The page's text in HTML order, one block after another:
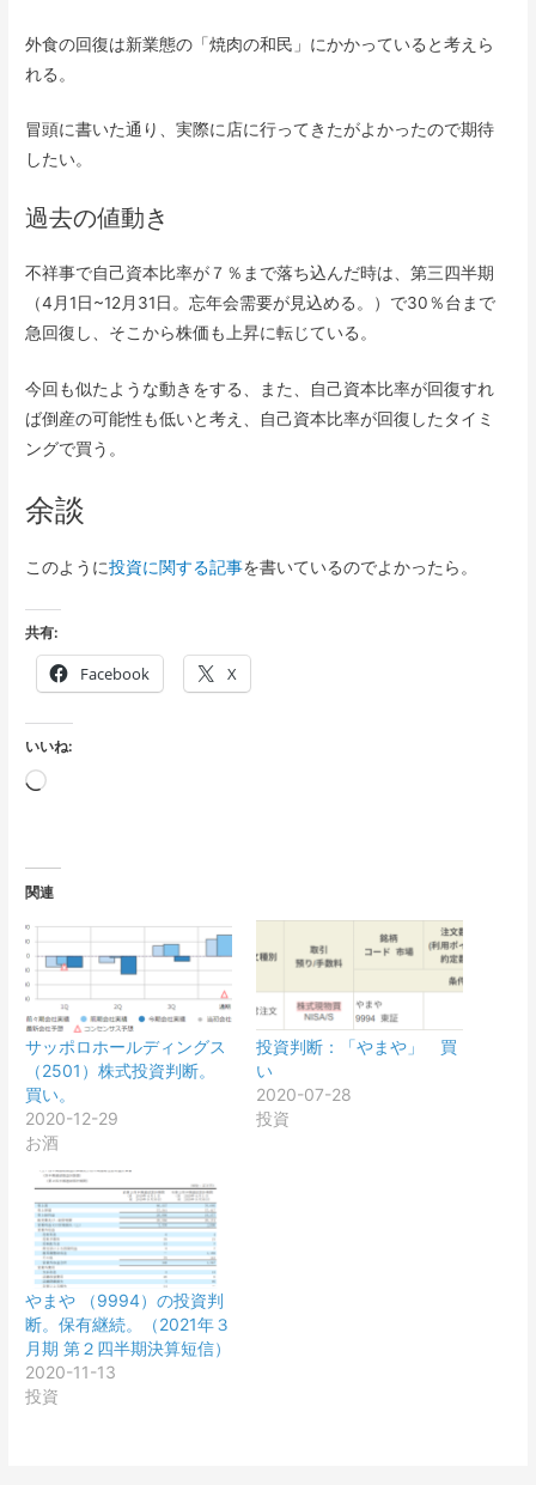
外食の回復は新業態の「焼肉の和民」にかかっていると考えら
れる。
冒頭に書いた通り、実際に店に行ってきたがよかったので期待
したい。
過去の値動き
不祥事で自己資本比率が７％まで落ち込んだ時は、第三四半期
（4月1日~12月31日。忘年会需要が見込める。）で30％台まで
急回復し、そこから株価も上昇に転じている。
今回も似たような動きをする、また、自己資本比率が回復すれ
ば倒産の可能性も低いと考え、自己資本比率が回復したタイミ
ングで買う。
余談
このように投資に関する記事を書いているのでよかったら。
共有:
Facebook X
いいね:
読
み
中…
関連
サッポロホールディングス
（2501）株式投資判断。
買い。
2020-12-29
お酒
投資判断：「やまや」 買
い
2020-07-28
投資
やまや （9994）の投資判
断。保有継続。（2021年３
月期 第２四半期決算短信）
2020-11-13
投資